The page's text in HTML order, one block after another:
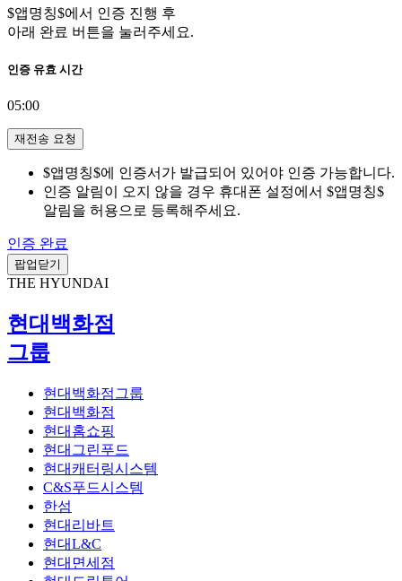
$앱명칭$에서 인증 진행 후
아래 완료 버튼을 눌러주세요.
인증 유효 시간
05:00
재전송 요청
$앱명칭$에 인증서가 발급되어 있어야 인증 가능합니다.
인증 알림이 오지 않을 경우 휴대폰 설정에서 $앱명칭$
알림을 허용으로 등록해주세요.
인증 완료
팝업닫기
THE HYUNDAI
현대백화점
그룹
현대백화점그룹
현대백화점
현대홈쇼핑
현대그린푸드
현대캐터링시스템
C&S푸드시스템
한섬
현대리바트
현대L&C
현대면세점